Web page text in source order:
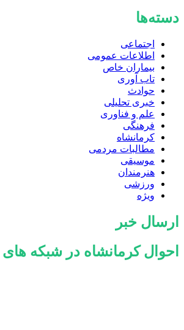
دسته‌ها
اجتماعی
اطلاعات عمومی
بیماران خاص
تاب آوری
حوادث
خبری تحلیلی
علم و فناوری
فرهنگی
کرمانشاه
مطالبات مردمی
موسیقی
هنرمندان
ورزشی
ویژه
ارسال خبر
احوال کرمانشاه در شبکه